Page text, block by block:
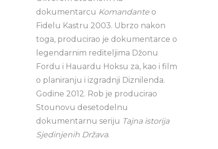
dokumentarcu Komandante o
Fidelu Kastru 2003. Ubrzo nakon
toga, producirao je dokumentarce o
legendarnim rediteljima Džonu
Fordu i Hauardu Hoksu za, kao i film
o planiranju i izgradnji Diznilenda.
Godine 2012. Rob je producirao
Stounovu desetodelnu
dokumentarnu seriju Tajna istorija
Sjedinjenih Država.